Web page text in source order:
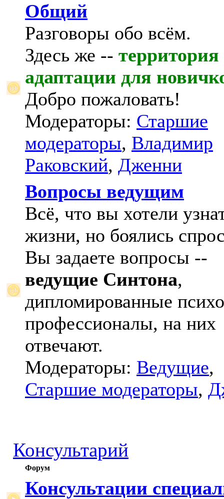
Общий
Разговоры обо всём.
Здесь же -- территория
адаптации для
Добро пожаловать!
Модераторы: Старшие
модераторы, Владимир
Раковский, Дженни
Вопросы ведущим
Всё, что вы хотели
жизни, но боялись
Вы задаете вопросы --
ведущие Синтона,
дипломированные
профессионалы, на них
отвечают.
Модераторы: Ведущие,
Старшие модераторы,
Консультарий
Форум
Консультации